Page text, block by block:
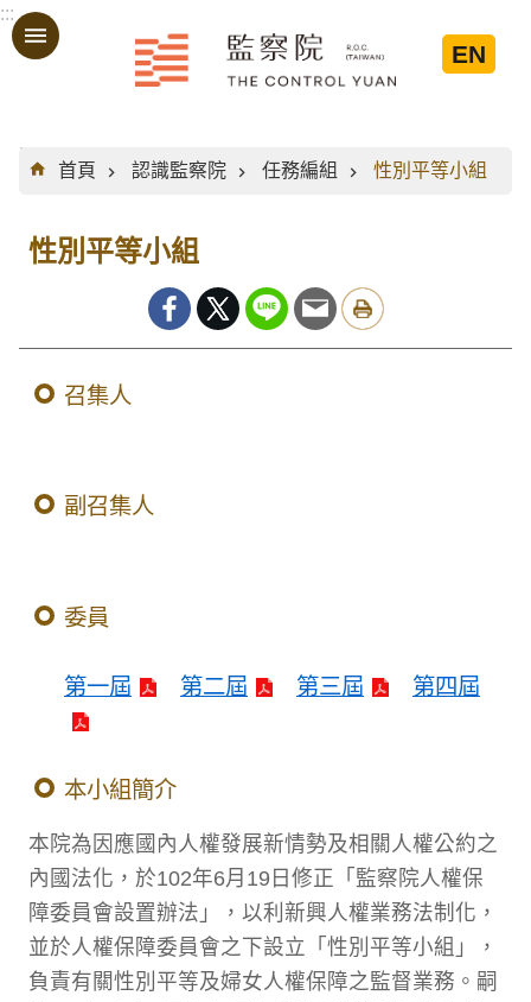
跳到主要內容區塊
:::
EN
:::
首頁
認識監察院 任務編組 性別平等小組
性別平等小組
召集人
副召集人
委員
第一屆 第二屆 第三屆 第四屆
本小組簡介
本院為因應國內人權發展新情勢及相關人權公約之
內國法化，於102年6月19日修正「監察院人權保
障委員會設置辦法」，以利新興人權業務法制化，
並於人權保障委員會之下設立「性別平等小組」，
負責有關性別平等及婦女人權保障之監督業務。嗣